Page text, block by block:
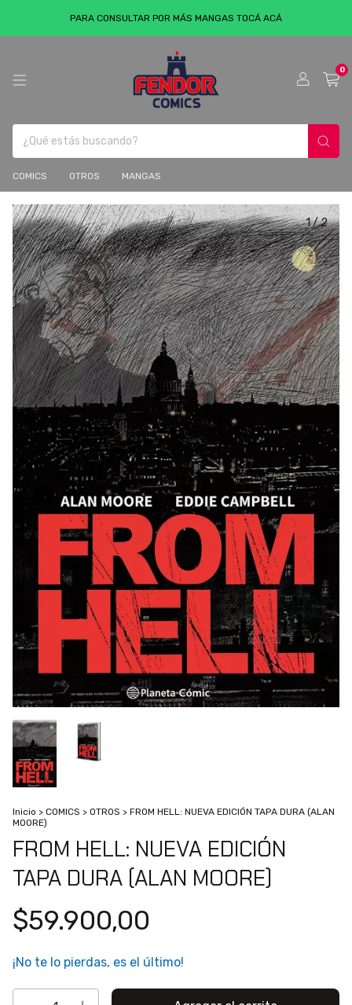
PARA CONSULTAR POR MÁS MANGAS TOCÁ ACÁ
0
COMICS OTROS MANGAS
1/2
Inicio > COMICS > OTROS > FROM HELL: NUEVA EDICIÓN TAPA DURA (ALAN
MOORE)
FROM HELL: NUEVA EDICIÓN
TAPA DURA (ALAN MOORE)
$59.900,00
¡No te lo pierdas, es el último!